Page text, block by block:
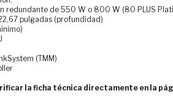
redundante de 550 W o 800 W (80 PLUS
pulgadas (profundidad)
(TMM)
la ficha técnica directamente en la